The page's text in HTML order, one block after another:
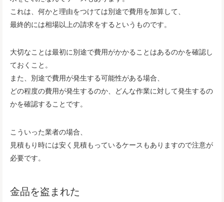
これは、何かと理由をつけては別途で費用を加算して、
最終的には相場以上の請求をするというものです。
大切なことは最初に別途で費用がかかることはあるのかを確認し
ておくこと。
また、別途で費用が発生する可能性がある場合、
どの程度の費用が発生するのか、どんな作業に対して発生するの
かを確認することです。
こういった業者の場合、
見積もり時には安く見積もっているケースもありますので注意が
必要です。
金品を盗まれた